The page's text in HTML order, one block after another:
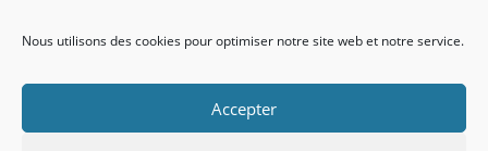
Nous utilisons des cookies pour optimiser notre site web et notre service.
Accepter
visiteurs uniques: